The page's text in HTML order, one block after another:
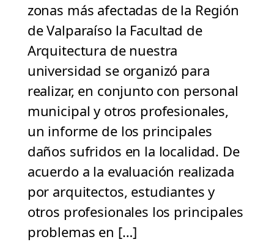
zonas más afectadas de la Región
de Valparaíso la Facultad de
Arquitectura de nuestra
universidad se organizó para
realizar, en conjunto con personal
municipal y otros profesionales,
un informe de los principales
daños sufridos en la localidad. De
acuerdo a la evaluación realizada
por arquitectos, estudiantes y
otros profesionales los principales
problemas en […]